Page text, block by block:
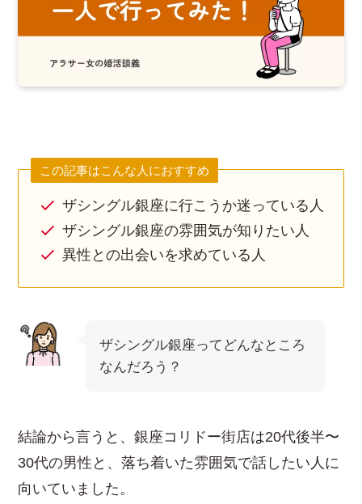
この記事はこんな人におすすめ
ザシングル銀座に行こうか迷っている人
ザシングル銀座の雰囲気が知りたい人
異性との出会いを求めている人
ザシングル銀座ってどんなところ
なんだろう？
結論から言うと、銀座コリドー街店は20代後半〜
30代の男性と、落ち着いた雰囲気で話したい人に
向いていました。